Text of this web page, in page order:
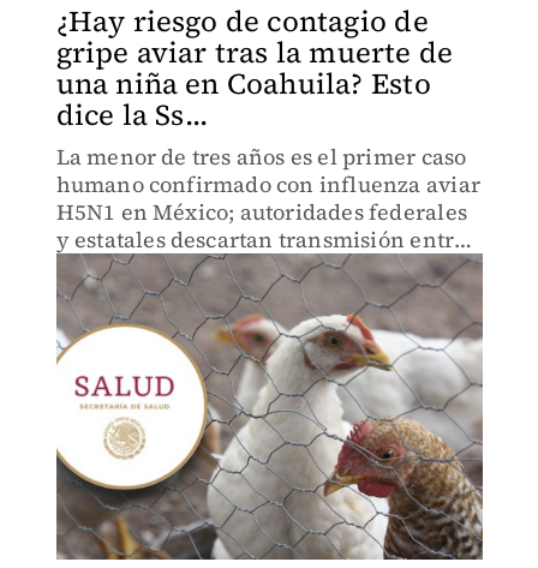
¿Hay riesgo de contagio de
gripe aviar tras la muerte de
una niña en Coahuila? Esto
dice la Ss...
La menor de tres años es el primer caso
humano confirmado con influenza aviar
H5N1 en México; autoridades federales
y estatales descartan transmisión entre
personas y aseguran bajo riesgo.